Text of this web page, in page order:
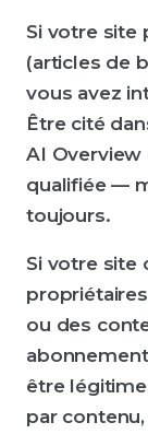
Si votre site
(articles de
vous avez
Être cité
AI Overview
qualifiée —
toujours.
Si votre site
ou des
être
par